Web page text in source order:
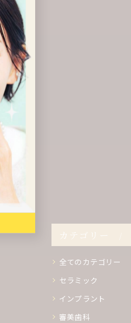
カテゴリー
全てのカテゴリー
セラミック
インプラント
審美歯科